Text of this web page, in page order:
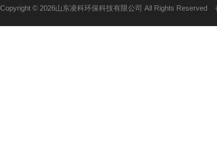
Copyright © 2026山东凌科环保科技有限公司 All Rights Reserved